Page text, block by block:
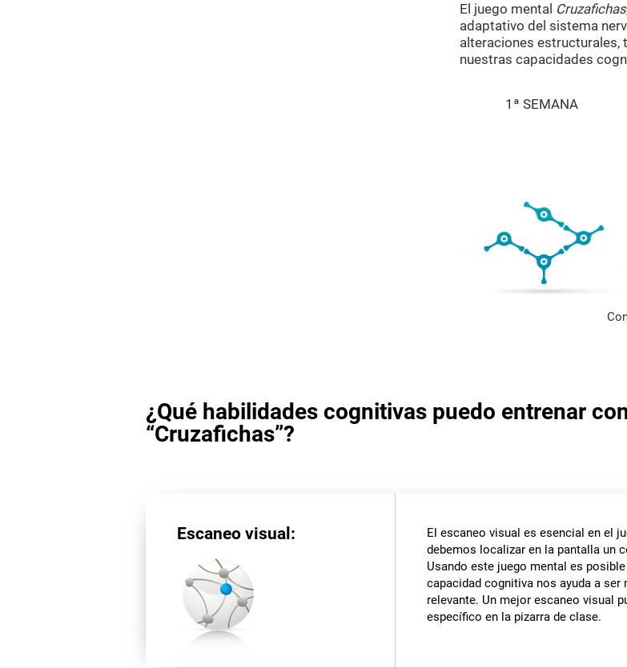
El juego mental Cruzafichas
adaptativo del sistema
alteraciones estructurales,
nuestras capacidades
1ª SEMANA
¿Qué habilidades cognitivas puedo entrenar
“Cruzafichas”?
Escaneo visual: El escaneo visual es esencial en el
debemos localizar en la pantalla un
Usando este juego mental es
capacidad cognitiva nos ayuda a
relevante. Un mejor escaneo visual
específico en la pizarra de clase.